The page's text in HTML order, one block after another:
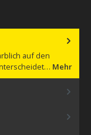
auf den
Mehr